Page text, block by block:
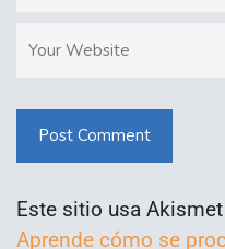
Post Comment
Este sitio usa
Aprende cómo se